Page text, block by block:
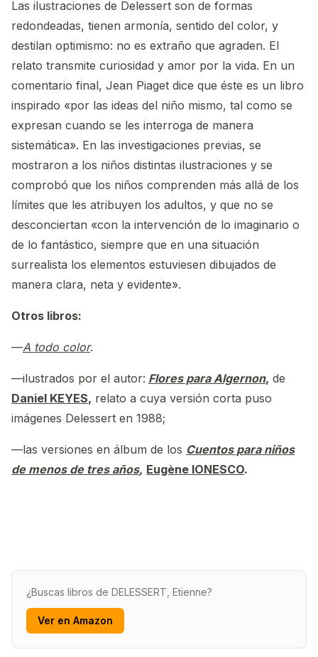
Las ilustraciones de Delessert son de formas
redondeadas, tienen armonía, sentido del color, y
destilan optimismo: no es extraño que agraden. El
relato transmite curiosidad y amor por la vida. En un
comentario final, Jean Piaget dice que éste es un libro
inspirado «por las ideas del niño mismo, tal como se
expresan cuando se les interroga de manera
sistemática». En las investigaciones previas, se
mostraron a los niños distintas ilustraciones y se
comprobó que los niños comprenden más allá de los
límites que les atribuyen los adultos, y que no se
desconciertan «con la intervención de lo imaginario o
de lo fantástico, siempre que en una situación
surrealista los elementos estuviesen dibujados de
manera clara, neta y evidente».
Otros libros:
—A todo color.
—ilustrados por el autor: Flores para Algernon, de
Daniel KEYES, relato a cuya versión corta puso
imágenes Delessert en 1988;
—las versiones en álbum de los Cuentos para niños
de menos de tres años, Eugène IONESCO.
¿Buscas libros de DELESSERT, Etienne?
Ver en Amazon